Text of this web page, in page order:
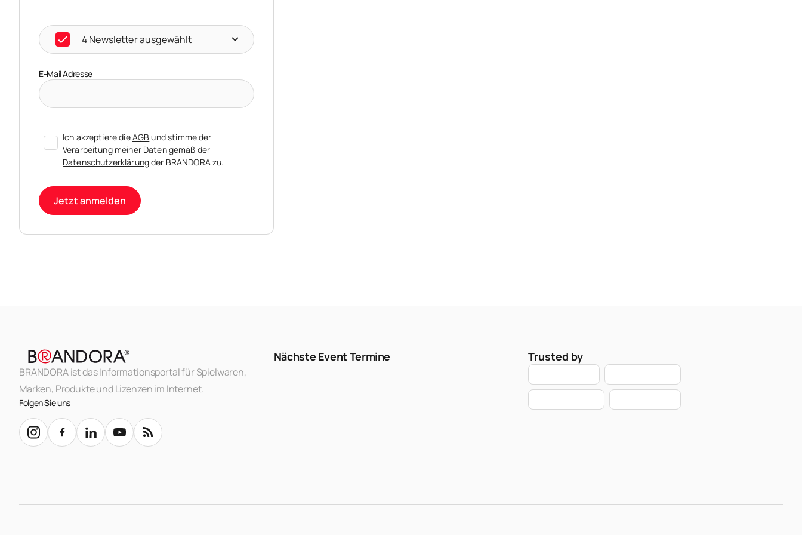
4 Newsletter ausgewählt
E-Mail Adresse
Ich akzeptiere dieAGBund stimme der
Verarbeitung meiner Daten gemäß der
Datenschutzerklärungder BRANDORA zu.
Jetzt anmelden
BRANDORA ist das Informationsportal für Spielwaren,
Marken, Produkte und Lizenzen im Internet.
Folgen Sie uns
Nächste Event Termine Trusted by